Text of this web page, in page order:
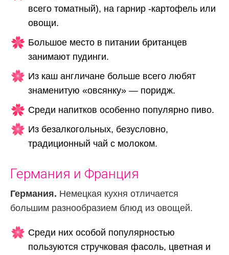
всего томатный), на гарнир -картофель или
овощи.
Большое место в питании британцев
занимают пудинги.
Из каш англичане больше всего любят
знаменитую «овсянку» — поридж.
Среди напитков особенно популярно пиво.
Из безалкогольных, безусловно,
традиционный чай с молоком.
Германия и Франция
Германия. Немецкая кухня отличается
большим разнообразием блюд из овощей.
Среди них особой популярностью
пользуются стручковая фасоль, цветная и